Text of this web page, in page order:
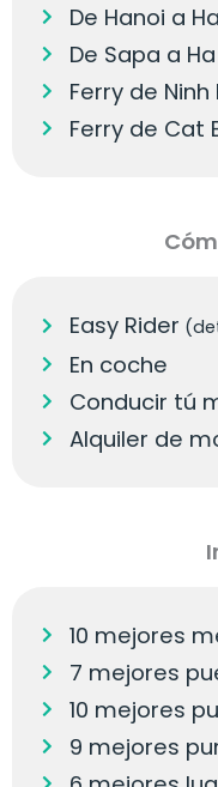
De Hanoi a
De Sapa a
Ferry de Ninh
Ferry de Cat
Easy Rider
En coche
Conducir tú
Alquiler de
10 mejores
7 mejores
10 mejores
9 mejores